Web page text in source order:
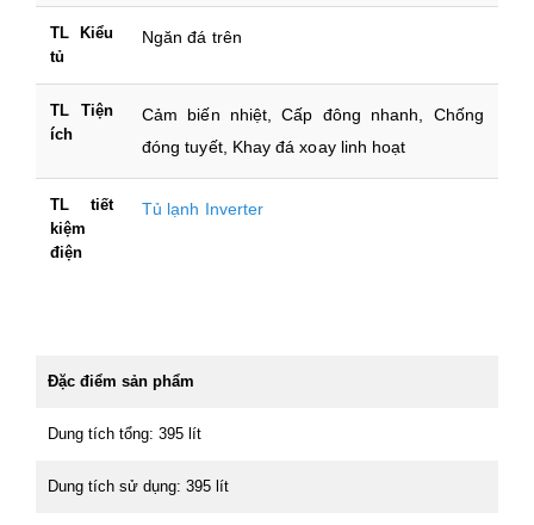
TL Kiểu
tủ
Ngăn đá trên
TL Tiện
ích
Cảm biến nhiệt, Cấp đông nhanh, Chống
đóng tuyết, Khay đá xoay linh hoạt
TL tiết
kiệm
điện
Tủ lạnh Inverter
Đặc điểm sản phẩm
Dung tích tổng: 395 lít
Dung tích sử dụng: 395 lít